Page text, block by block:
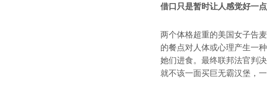
借口只是暂时让人感觉好一点
两个体格超重的美国女子告
的餐点对人体或心理产生一
她们进食。最终联邦法官判
就不该一面买巨无霸汉堡，